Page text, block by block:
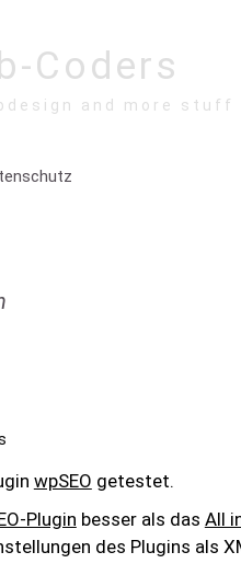
Coders
and more stuff
wpSEO getestet.
Plugin besser als das All
des Plugins als